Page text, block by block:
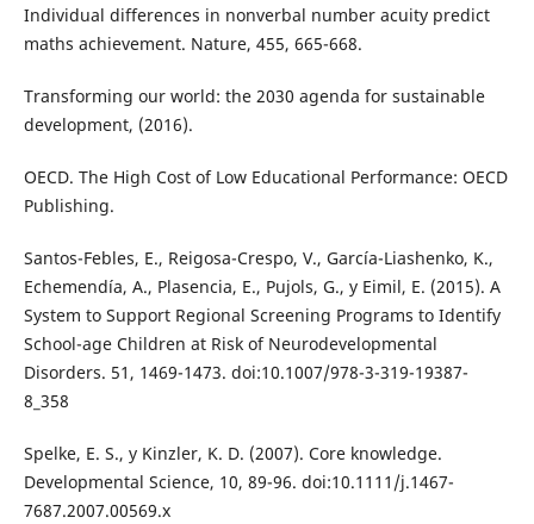
Individual differences in nonverbal number acuity predict
maths achievement. Nature, 455, 665-668.
Transforming our world: the 2030 agenda for sustainable
development, (2016).
OECD. The High Cost of Low Educational Performance: OECD
Publishing.
Santos-Febles, E., Reigosa-Crespo, V., García-Liashenko, K.,
Echemendía, A., Plasencia, E., Pujols, G., y Eimil, E. (2015). A
System to Support Regional Screening Programs to Identify
School-age Children at Risk of Neurodevelopmental
Disorders. 51, 1469-1473. doi:10.1007/978-3-319-19387-
8_358
Spelke, E. S., y Kinzler, K. D. (2007). Core knowledge.
Developmental Science, 10, 89-96. doi:10.1111/j.1467-
7687.2007.00569.x